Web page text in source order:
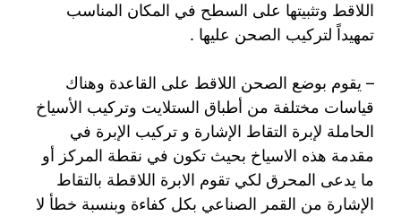
اللاقط وتثبيتها على السطح في المكان المناسب
تمهيداً لتركيب الصحن عليها .
– يقوم بوضع الصحن اللاقط على القاعدة وهناك
قياسات مختلفة من أطباق الستلايت وتركيب الأسياخ
الحاملة لإبرة التقاط الإشارة و تركيب الإبرة في
مقدمة هذه الاسياخ بحيث تكون في نقطة المركز أو
ما يدعى المحرق لكي تقوم الابرة اللاقطة بالتقاط
الإشارة من القمر الصناعي بكل كفاءة وبنسبة خطأ لا